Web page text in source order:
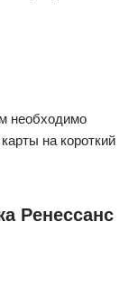
необходимо
на короткий
Ренессанс